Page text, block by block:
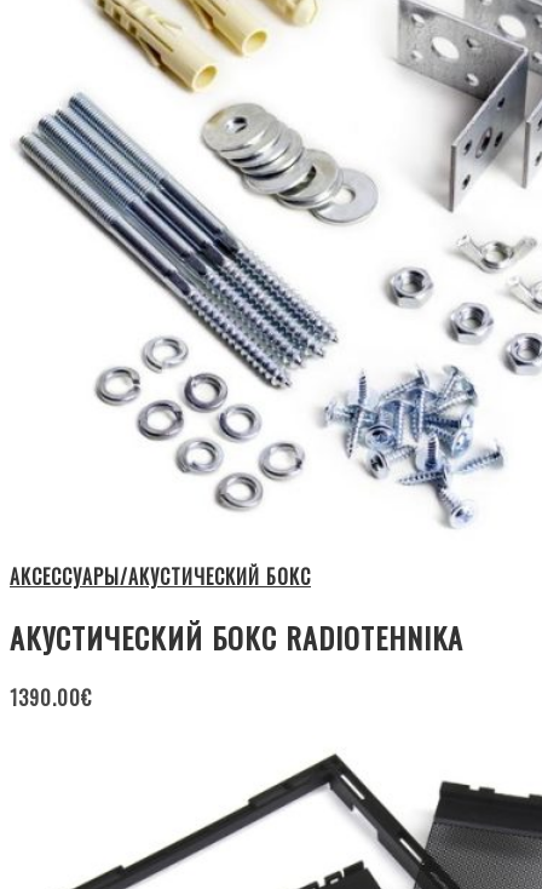
АКСЕССУАРЫ/АКУСТИЧЕСКИЙ БОКС
АКУСТИЧЕСКИЙ БОКС RADIOTEHNIKA
1390.00€